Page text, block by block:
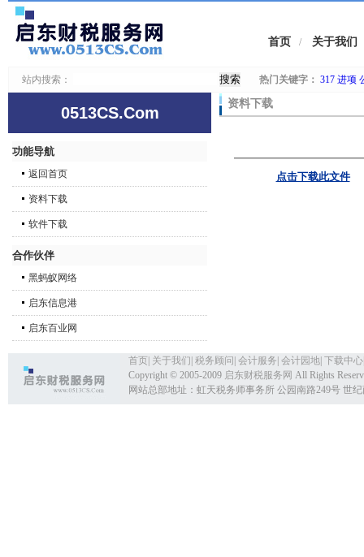
首页 / 关于我们
站内搜索： 热门关键字： 317 进项
0513CS.Com
功能导航
返回首页
资料下载
软件下载
合作伙伴
黑蚂蚁网络
启东信息港
启东百业网
资料下载
点击下载此文件
首页 关于我们 税务顾问 会计服务 会计园地 下载中心
Copyright © 2005-2009 启东财税服务网 All Rights
网站总部地址：虹天税务师事务所 公园南路249号 世